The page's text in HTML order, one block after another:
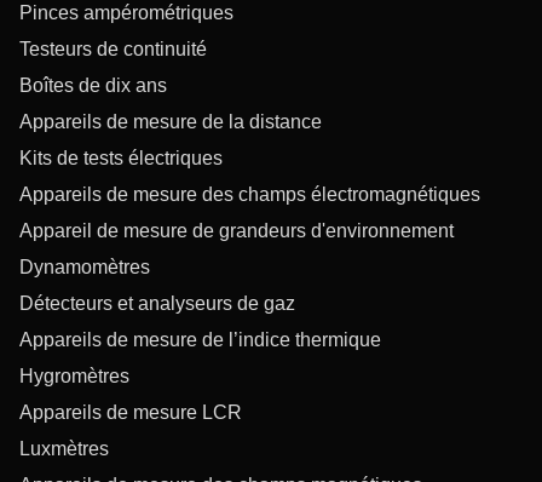
Pinces ampérométriques
Testeurs de continuité
Boîtes de dix ans
Appareils de mesure de la distance
Kits de tests électriques
Appareils de mesure des champs électromagnétiques
Appareil de mesure de grandeurs d'environnement
Dynamomètres
Détecteurs et analyseurs de gaz
Appareils de mesure de l’indice thermique
Hygromètres
Appareils de mesure LCR
Luxmètres